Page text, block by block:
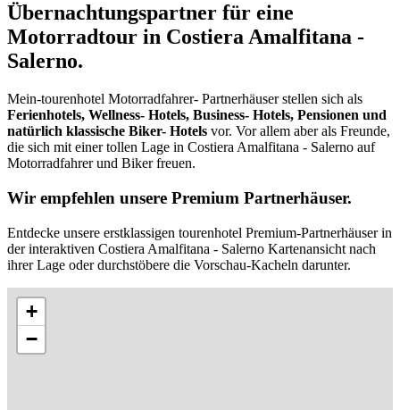
Übernachtungspartner für eine
Motorradtour in Costiera Amalfitana -
Salerno.
Mein-tourenhotel Motorradfahrer- Partnerhäuser stellen sich als
Ferienhotels, Wellness- Hotels, Business- Hotels, Pensionen und
natürlich klassische Biker- Hotels vor. Vor allem aber als Freunde,
die sich mit einer tollen Lage in Costiera Amalfitana - Salerno auf
Motorradfahrer und Biker freuen.
Wir empfehlen unsere Premium Partnerhäuser.
Entdecke unsere erstklassigen tourenhotel Premium-Partnerhäuser in
der interaktiven Costiera Amalfitana - Salerno Kartenansicht nach
ihrer Lage oder durchstöbere die Vorschau-Kacheln darunter.
+
−